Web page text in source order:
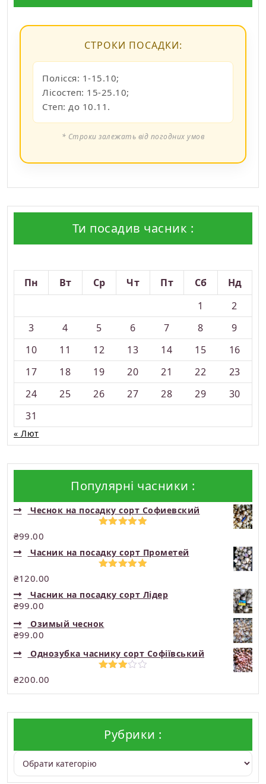
СТРОКИ ПОСАДКИ:
Полісся: 1-15.10;
Лісостеп: 15-25.10;
Степ: до 10.11.
* Строки залежать від погодних умов
Ти посадив часник :
Пн
Вт Ср Чт Пт Сб
Нд
1
2
3
4 5 6 7 8
9
10
11 12 13 14 15
16
17
18 19 20 21 22
23
24
25 26 27 28 29
30
31
« Лют
Популярні часники :
Чеснок на посадку сорт Софиевский
₴99.00
Часник на посадку сорт Прометей
₴120.00
Часник на посадку сорт Лідер
₴99.00
Озимый чеснок
₴99.00
Однозубка часнику сорт Софіївський
з 5
₴200.00
Рубрики :
Рубрики :